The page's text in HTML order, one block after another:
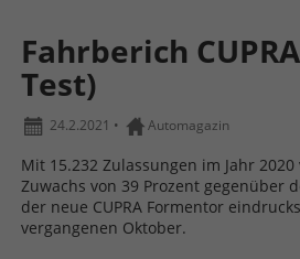
Fahrberich
Test)
24.2.2021 • Automagazin
Mit 15.232 Zulassungen im Jahr
Zuwachs von 39 Prozent gegenüber
der neue CUPRA Formentor
vergangenen Oktober.